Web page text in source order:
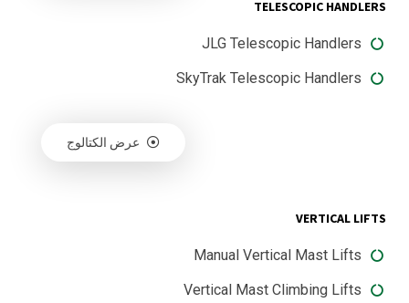
TELESCOPIC HANDLERS
JLG Telescopic Handlers
SkyTrak Telescopic Handlers
عرض الكتالوج
VERTICAL LIFTS
Manual Vertical Mast Lifts
Vertical Mast Climbing Lifts